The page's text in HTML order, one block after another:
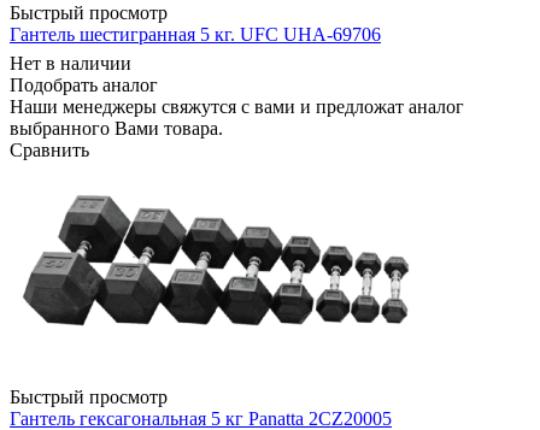
Быстрый просмотр
Гантель шестигранная 5 кг. UFC UHA-69706
Нет в наличии
Подобрать аналог
Наши менеджеры свяжутся с вами и предложат аналог
выбранного Вами товара.
Сравнить
Быстрый просмотр
Гантель гексагональная 5 кг Panatta 2CZ20005